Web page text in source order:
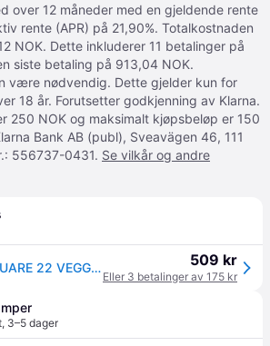
over 12 måneder med en gjeldende rente
rente (APR) på 21,90%. Totalkostnaden
NOK. Dette inkluderer 11 betalinger på
siste betaling på 913,04 NOK.
være nødvendig. Dette gjelder kun for
18 år. Forutsetter godkjenning av Klarna.
250 NOK og maksimalt kjøpsbeløp er 150
Bank AB (publ), Sveavägen 46, 111
556737-0431. Se vilkår og andre
NORDLUX NICO SQUARE 22 VEGGLAMPE GU10 RUST 509 kr
Eller 3 betalinger av 175 kr
, 3–5 dager